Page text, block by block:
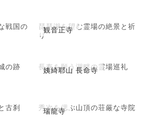
戦国の
観音正寺
琵琶湖を望む霊場の絶景と祈
り
の跡 姨綺耶山 長命寺
長寿を願う湖畔の霊場巡礼
古刹 瑞龍寺
秀次を偲ぶ山頂の荘厳な寺院